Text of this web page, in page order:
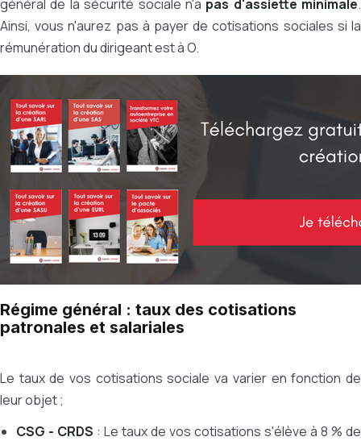
général de la sécurité sociale n'a pas d'assiette minimale.
Ainsi, vous n'aurez pas à payer de cotisations sociales si la
rémunération du dirigeant est à O.
Régime général : taux des cotisations
patronales et salariales
Le taux de vos cotisations sociale va varier en fonction de
leur objet ;
CSG - CRDS : Le taux de vos cotisations s'élève à 8 % de